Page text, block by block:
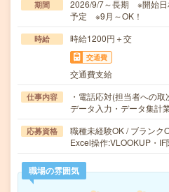
期間
2026/9/7～長期 ※開始日
予定 ※9月～OK！
時給 時給1200円＋交
交通費
交通費支給
仕事内容
・電話応対(担当者への
データ入力・データ集計
応募資格
職種未経験OK / ブランク
Excel操作:VLOOKUP・IF
職場の雰囲気